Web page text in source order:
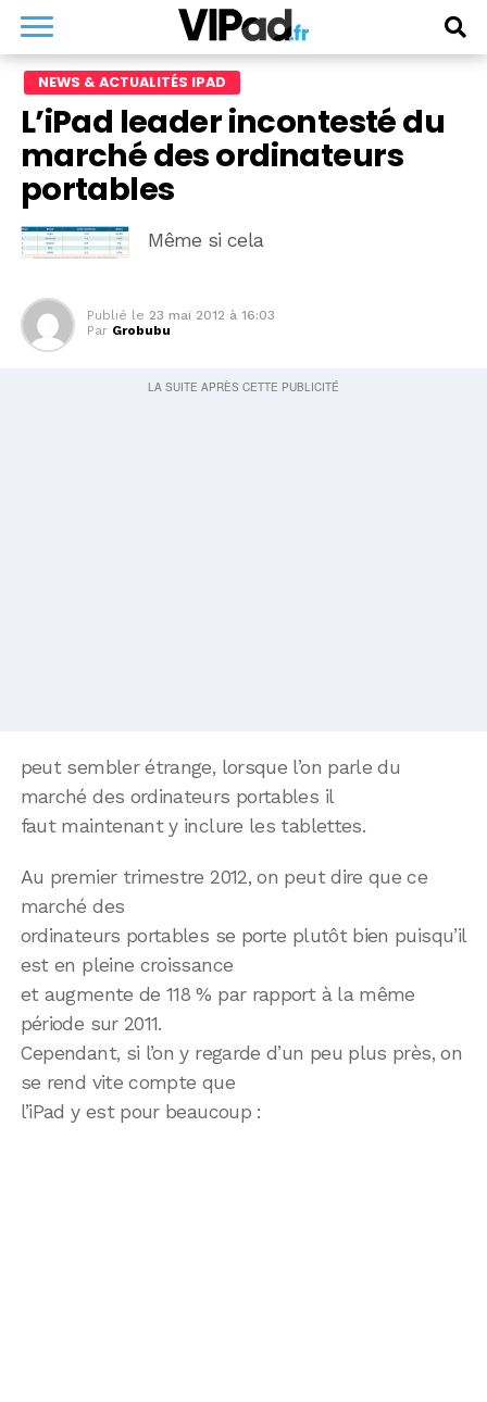
NEWS & ACTUALITÉS IPAD
L’iPad leader incontesté du
marché des ordinateurs
portables
Même si cela
Publié le 23 mai 2012 à 16:03
Par Grobubu
peut sembler étrange, lorsque l’on parle du
marché des ordinateurs portables il
faut maintenant y inclure les tablettes.
Au premier trimestre 2012, on peut dire que ce
marché des
ordinateurs portables se porte plutôt bien puisqu’il
est en pleine croissance
et augmente de 118 % par rapport à la même
période sur 2011.
Cependant, si l’on y regarde d’un peu plus près, on
se rend vite compte que
l’iPad y est pour beaucoup :